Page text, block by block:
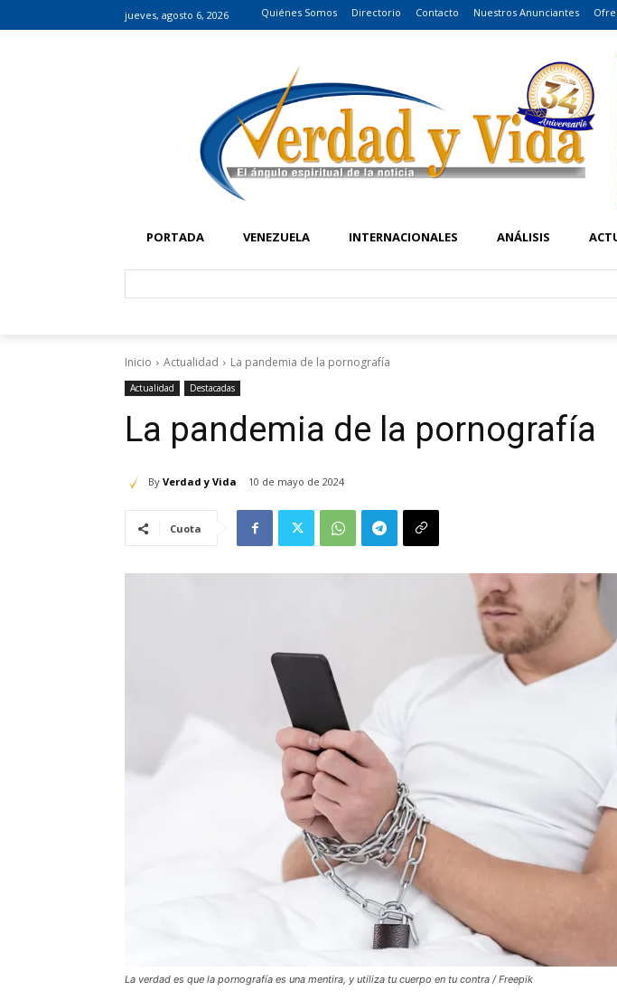
jueves, agosto 6, 2026 Quiénes Somos Directorio Contacto Nuestros Anunciantes
PORTADA VENEZUELA INTERNACIONALES ANÁLISIS
Inicio Actualidad La pandemia de la pornografía
Actualidad Destacadas
La pandemia de la pornografía
By Verdad y Vida 10 de mayo de 2024
Cuota
La verdad es que la pornografía es una mentira, y utiliza tu cuerpo en tu contra / Freepik